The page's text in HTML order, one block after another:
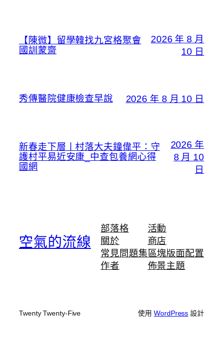
【陳微】留學韓找九宮格聚會
國訓蒙齋
2026 年 8 月
10 日
秀傳醫院健康檢查早說 2026 年 8 月 10 日
新春走下層丨村落大夫鐘偉平：守
護村平易近安康_中查包養網心得
國網
2026 年
8 月 10
日
空氣的流線
部落格
關於
常見問題集
作者
活動
商店
區塊版面配置
佈景主題
Twenty Twenty-Five 使用WordPress 設計